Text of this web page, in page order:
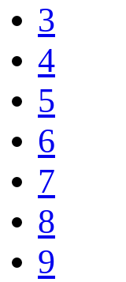
3
4
5
6
7
8
9